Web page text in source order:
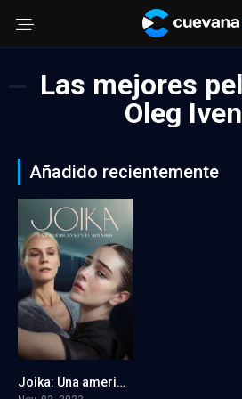
Las mejores
Oleg
Añadido recientemente
7.2
Joika: Una americana en el Bolshoi